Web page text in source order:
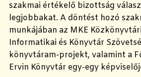
szakmai értékelő bizottság
legjobbakat. A döntést hozó
munkájában az MKE
Informatikai és Könyvtár
könyvtáram-projekt, valamint a
Ervin Könyvtár egy-egy